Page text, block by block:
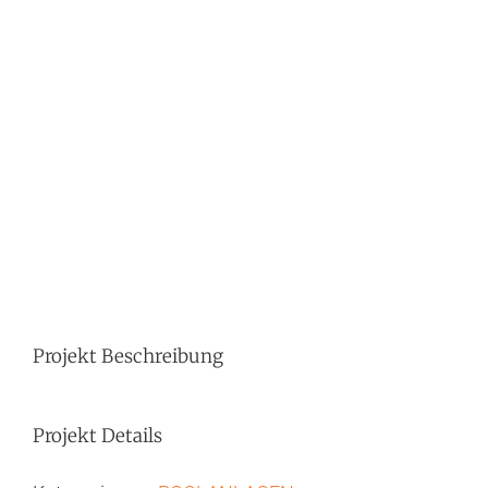
Projekt Beschreibung
Projekt Details